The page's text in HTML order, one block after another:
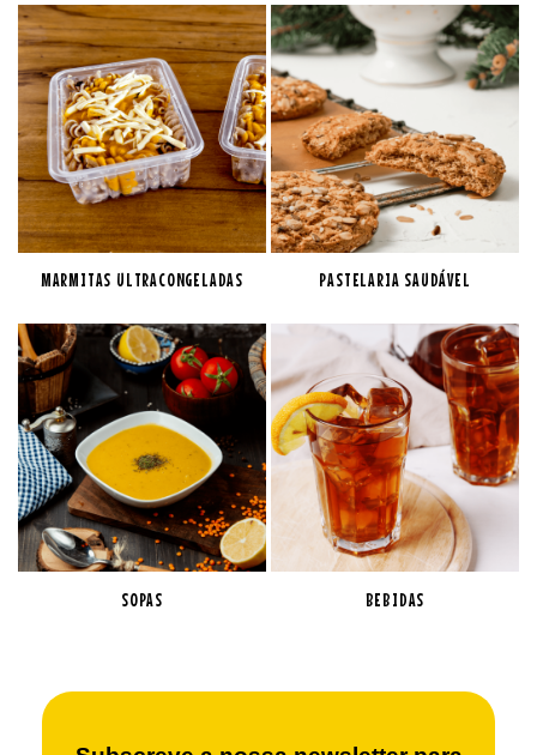
MARMITAS ULTRACONGELADAS PASTELARIA SAUDÁVEL
SOPAS BEBIDAS